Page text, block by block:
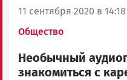
11 сентября 2020 в 14:18
Общество
Необычный
знакомиться с